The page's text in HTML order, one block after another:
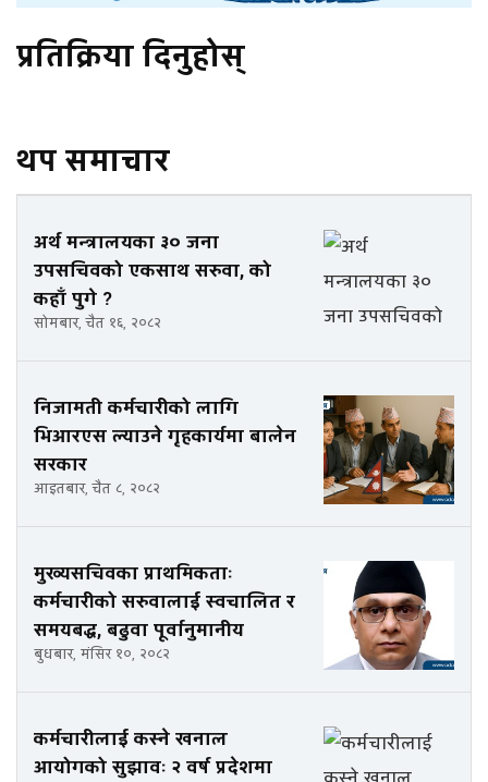
प्रतिक्रिया दिनुहोस्
थप समाचार
अर्थ मन्त्रालयका ३० जना
उपसचिवको एकसाथ सरुवा, को
कहाँ पुगे ?
सोमबार, चैत १६, २०८२
निजामती कर्मचारीको लागि
भिआरएस ल्याउने गृहकार्यमा बालेन
सरकार
आइतबार, चैत ८, २०८२
मुख्यसचिवका प्राथमिकताः
कर्मचारीको सरुवालाई स्वचालित र
समयबद्ध, बढुवा पूर्वानुमानीय
बुधबार, मंसिर १०, २०८२
कर्मचारीलाई कस्ने खनाल
आयोगको सुझावः २ वर्ष प्रदेशमा